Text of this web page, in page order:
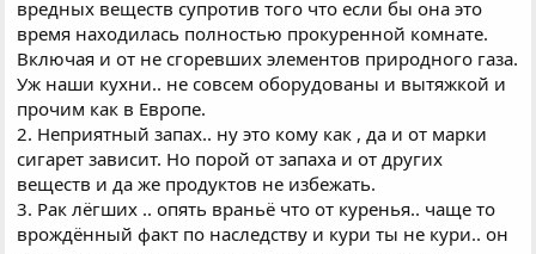
вредных веществ супротив того что если бы она это
время находилась полностью прокуренной комнате.
Включая и от не сгоревших элементов природного газа.
Уж наши кухни.. не совсем оборудованы и вытяжкой и
прочим как в Европе.
2. Неприятный запах.. ну это кому как , да и от марки
сигарет зависит. Но порой от запаха и от других
веществ и да же продуктов не избежать.
3. Рак лёгших .. опять враньё что от куренья.. чаще то
врождённый факт по наследству и кури ты не кури.. он